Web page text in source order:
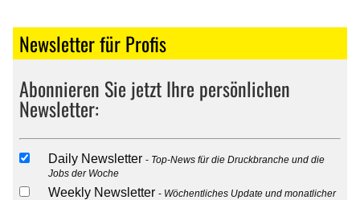
Newsletter für Profis
Abonnieren Sie jetzt Ihre persönlichen
Newsletter:
Daily Newsletter
Top-News für die Druckbranche und die
Jobs der Woche
Weekly Newsletter
Wöchentliches Update und monatlicher